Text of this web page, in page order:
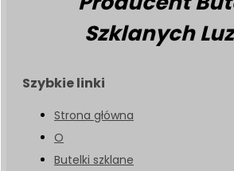
Szklanych
Szybkie linki
Strona główna
O
Butelki szklane